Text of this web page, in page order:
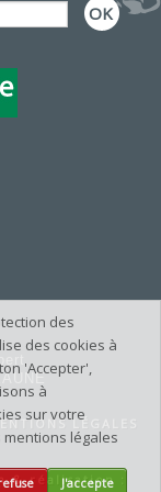
aux...
du GUIDE
, une...
/
rendez-vous...
LÉGALES
& réalisation :
des
des cookies à
'Accepter',
à
sur votre
légales
J'accepte